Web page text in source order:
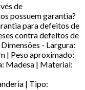
de
possuem garantia?
para defeitos de
contra defeitos de
- Largura:
| Peso aproximado:
Madesa | Material:
| Tipo: